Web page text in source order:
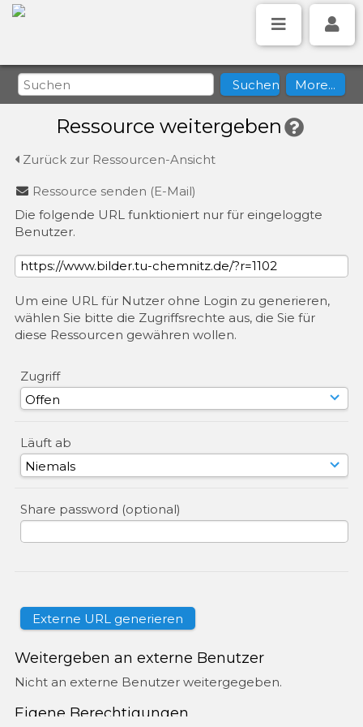
Ressource weitergeben
Zurück zur Ressourcen-Ansicht
Ressource senden (E-Mail)
Die folgende URL funktioniert nur für eingeloggte
Benutzer.
Um eine URL für Nutzer ohne Login zu generieren,
wählen Sie bitte die Zugriffsrechte aus, die Sie für
diese Ressourcen gewähren wollen.
Zugriff
Läuft ab
Share password (optional)
Weitergeben an externe Benutzer
Nicht an externe Benutzer weitergegeben.
Eigene Berechtigungen